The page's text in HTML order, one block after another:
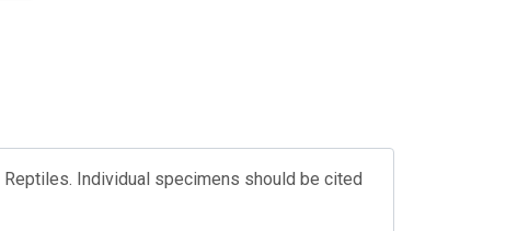
Individual specimens should be cited